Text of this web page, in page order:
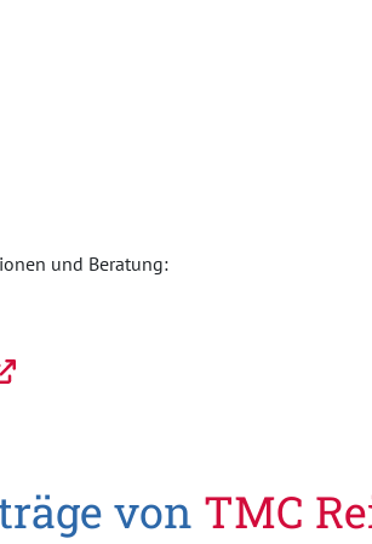
und Beratung:
von TMC